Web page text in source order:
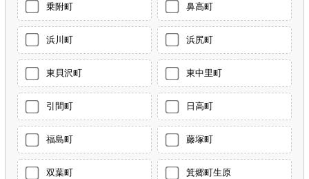
乗附町 鼻高町
浜川町 浜尻町
東貝沢町 東中里町
引間町 日高町
福島町 藤塚町
双葉町 箕郷町生原